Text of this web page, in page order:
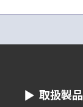
取扱製品